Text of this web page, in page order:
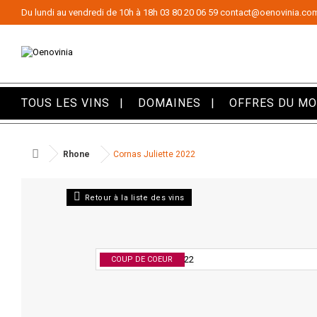
Du lundi au vendredi de 10h à 18h 03 80 20 06 59
TOUS LES VINS DOMAINES OFFRES DU
Rhone Cornas Juliette 2022
Retour à la liste des vins
COUP DE COEUR
Panneau de gestion des cookies